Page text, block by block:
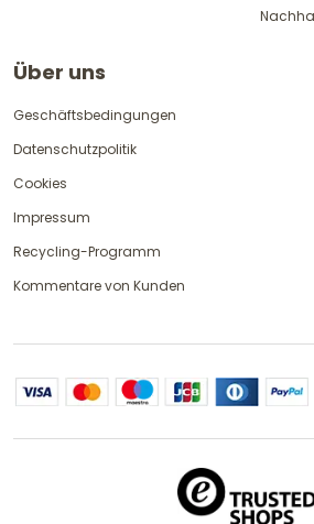
Über uns
Geschäftsbedingungen
Datenschutzpolitik
Cookies
Impressum
Recycling-Programm
Kommentare von Kunden